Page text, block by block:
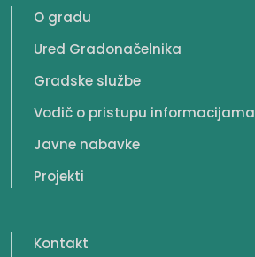
O gradu
Ured Gradonačelnika
Gradske službe
Vodič o pristupu informacijama
Javne nabavke
Projekti
Kontakt